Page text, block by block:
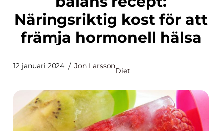
Näringsriktig kost för att
främja hormonell hälsa
12 januari 2024 Jon Larsson
Diet